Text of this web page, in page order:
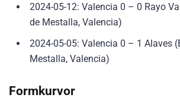
2024-05-12: Valencia 0 – 0 Rayo
de Mestalla, Valencia)
2024-05-05: Valencia 0 – 1 Alaves
Mestalla, Valencia)
Formkurvor